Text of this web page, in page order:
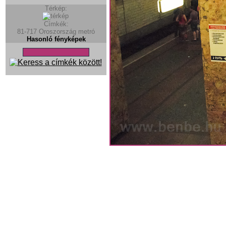
Térkép:
Címkék:
81-717 Oroszország metró
Hasonló fényképek